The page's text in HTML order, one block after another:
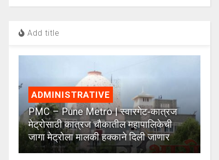
Add title
ADMINISTRATIVE
PMC – Pune Metro | स्वारगेट-कात्रज
मेट्रोसाठी कात्रज चौकातील महापालिकेची
जागा मेट्रोला मालकी हक्काने दिली जाणार